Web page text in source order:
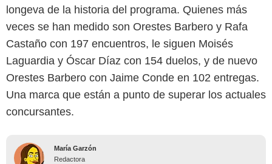
longeva de la historia del programa. Quienes más
veces se han medido son Orestes Barbero y Rafa
Castaño con 197 encuentros, le siguen Moisés
Laguardia y Óscar Díaz con 154 duelos, y de nuevo
Orestes Barbero con Jaime Conde en 102 entregas.
Una marca que están a punto de superar los actuales
concursantes.
María Garzón
Redactora